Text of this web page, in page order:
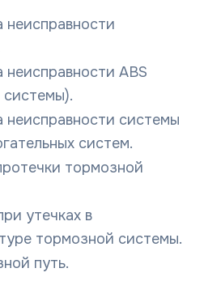
неисправности
ABS
системы).
неисправности системы
систем.
тормозной
утечках в
тормозной системы.
путь.